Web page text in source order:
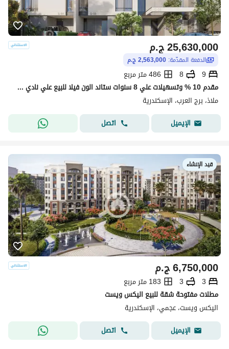
ج.م25,630,000
الدفعة المقدّمة: 2,563,000 ج.م
9
8
486 متر مربع
مقدم 10 % وتسهيلات علي 8 سنوات ستاند الون فيلا للبيع علي نادي سموحة الجديد في برج العرب
ملاذ، برج العرب، الإسكندرية
الإيميل
اتصل
قيد الإنشاء
ج.م6,750,000
3
3
183 متر مربع
مطلات مفتوحة شقة للبيع اليكس ويست
اليكس ويست، عجمي، الإسكندرية
الإيميل
اتصل